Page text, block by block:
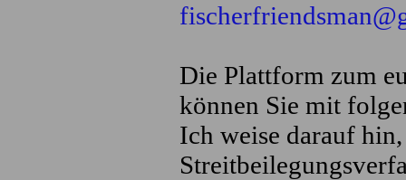
Die Plattform zum
können Sie mit
Ich weise darauf